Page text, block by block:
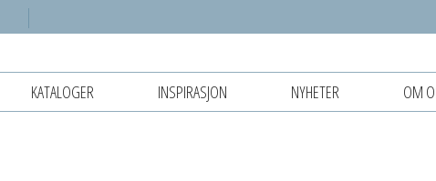
KATALOGER INSPIRASJON NYHETER OM